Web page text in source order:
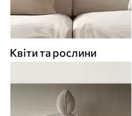
Квіти та рослини